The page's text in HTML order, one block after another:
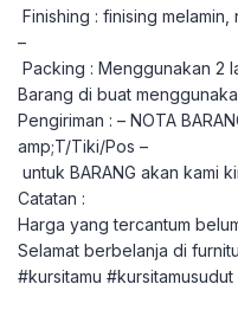
Finishing : finising
–
Packing : Menggunakan 2
Barang di buat
Pengiriman : – NOTA
amp;T/Tiki/Pos –
untuk BARANG akan kami
Catatan :
Harga yang tercantum
Selamat berbelanja di
#kursitamu